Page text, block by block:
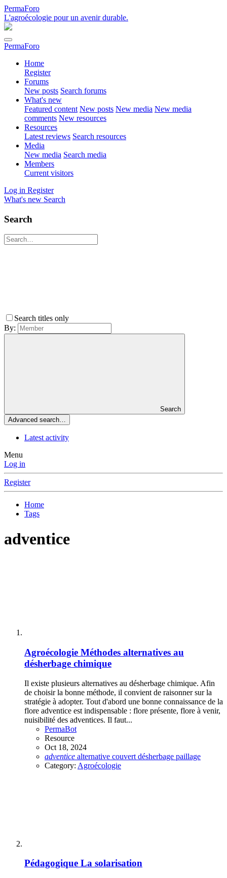
PermaForo
L'agroécologie pour un avenir durable.
PermaForo
Home
Register
Forums
New posts Search forums
What's new
Featured content New posts New media New media
comments New resources
Resources
Latest reviews Search resources
Media
New media Search media
Members
Current visitors
Log in Register
What's new Search
Search
Search titles only
By:
Search
Advanced search…
Latest activity
Menu
Log in
Register
Home
Tags
adventice
Agroécologie Méthodes alternatives au
désherbage chimique
Il existe plusieurs alternatives au désherbage chimique. Afin
de choisir la bonne méthode, il convient de raisonner sur la
stratégie à adopter. Tout d'abord une bonne connaissance de la
flore adventice est indispensable : flore présente, flore à venir,
nuisibilité des adventices. Il faut...
PermaBot
Resource
Oct 18, 2024
adventice alternative couvert désherbage paillage
Category: Agroécologie
Pédagogique La solarisation